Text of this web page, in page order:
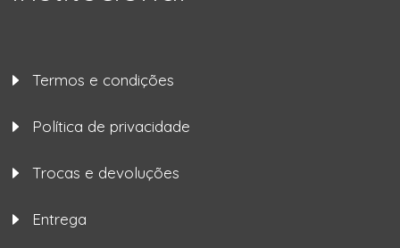
Termos e condições
Política de privacidade
Trocas e devoluções
Entrega